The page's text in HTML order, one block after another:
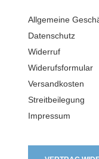
Allgemeine
Datenschutz
Widerruf
Widerufsformular
Versandkosten
Streitbeilegung
Impressum